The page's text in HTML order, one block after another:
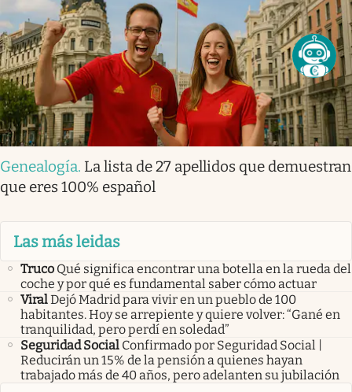
Genealogía. La lista de 27 apellidos que demuestran
que eres 100% español
Las más leidas
Truco Qué significa encontrar una botella en la rueda del
coche y por qué es fundamental saber cómo actuar
ViralDejó Madrid para vivir en un pueblo de 100
habitantes. Hoy se arrepiente y quiere volver: “Gané en
tranquilidad, pero perdí en soledad”
Seguridad Social Confirmado por Seguridad Social |
Reducirán un 15% de la pensión a quienes hayan
trabajado más de 40 años, pero adelanten su jubilación